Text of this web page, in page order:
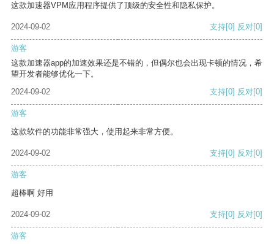
这款加速器VPM应用程序提供了顶级的安全性和隐私保护。
2024-09-02 支持[0] 反对[0]
游客
这款加速器app的加速效果还是不错的，但偶尔也会出现卡顿的情况，希
望开发者能够优化一下。
2024-09-02
支持[0] 反对[0]
游客
这款软件的功能非常强大，使用起来非常方便。
2024-09-02 支持[0] 反对[0]
游客
超棒啊 好用
2024-09-02 支持[0] 反对[0]
游客